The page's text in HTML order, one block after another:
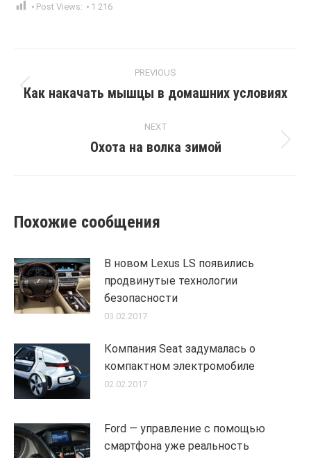
Post Views: 1 216
navigation
PREVIOUS
Previous
Как накачать мышцы в домашних условиях
NEXT
Next
Охота на волка зимой
Похожие сообщения
В новом Lexus LS появились
продвинутые технологии
безопасности
03.02.2017
Компания Seat задумалась о
компактном электромобиле
02.02.2017
Ford — управление с помощью
смартфона уже реальность